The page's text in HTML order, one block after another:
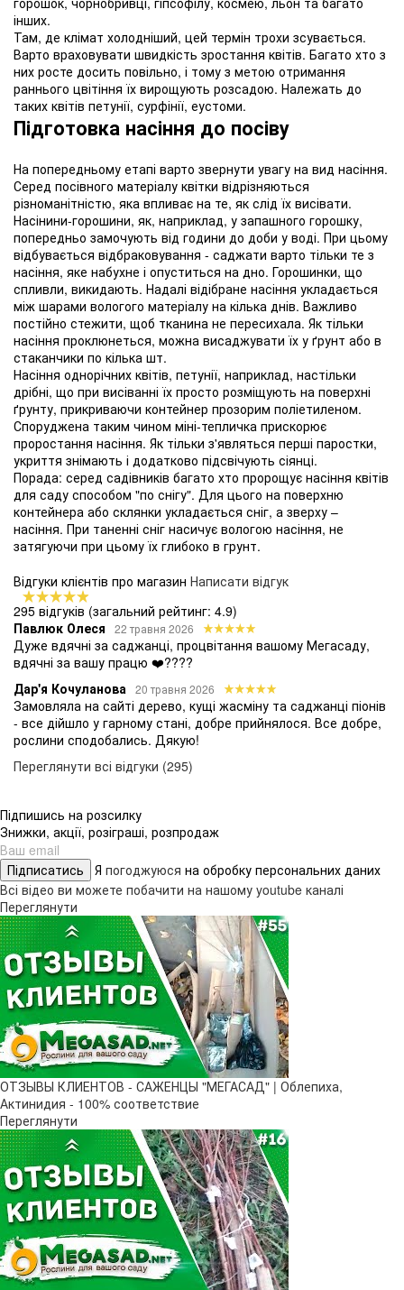
інших.
Там, де клімат холодніший, цей термін трохи зсувається.
Варто враховувати швидкість зростання квітів. Багато хто з
них росте досить повільно, і тому з метою отримання
раннього цвітіння їх вирощують розсадою. Належать до
таких квітів петунії, сурфінії, еустоми.
Підготовка насіння до посіву
На попередньому етапі варто звернути увагу на вид насіння.
Серед посівного матеріалу квітки відрізняються
різноманітністю, яка впливає на те, як слід їх висівати.
Насінини-горошини, як, наприклад, у запашного горошку,
попередньо замочують від години до доби у воді. При цьому
відбувається відбраковування - саджати варто тільки те з
насіння, яке набухне і опуститься на дно. Горошинки, що
спливли, викидають. Надалі відібране насіння укладається
між шарами вологого матеріалу на кілька днів. Важливо
постійно стежити, щоб тканина не пересихала. Як тільки
насіння проклюнеться, можна висаджувати їх у ґрунт або в
стаканчики по кілька шт.
Насіння однорічних квітів, петунії, наприклад, настільки
дрібні, що при висіванні їх просто розміщують на поверхні
ґрунту, прикриваючи контейнер прозорим поліетиленом.
Споруджена таким чином міні-тепличка прискорює
проростання насіння. Як тільки з'являться перші паростки,
укриття знімають і додатково підсвічують сіянці.
Порада: серед садівників багато хто пророщує насіння квітів
для саду способом "по снігу". Для цього на поверхню
контейнера або склянки укладається сніг, а зверху –
насіння. При таненні сніг насичує вологою насіння, не
затягуючи при цьому їх глибоко в грунт.
Відгуки клієнтів про магазин Написати відгук
295 відгуків (загальний рейтинг: 4.9)
Павлюк Олеся
22 травня 2026
Дуже вдячні за саджанці, процвітання вашому Мегасаду,
вдячні за вашу працю ❤️????
Дар'я Кочуланова 20 травня 2026
Замовляла на сайті дерево, кущі жасміну та саджанці піонів
- все дійшло у гарному стані, добре прийнялося. Все добре,
рослини сподобались. Дякую!
Переглянути всі відгуки (295)
Підпишись на розсилку
Знижки, акції, розіграші, розпродаж
Підписатись Я погоджуюся на обробку персональних даних
Всі відео ви можете побачити на нашому youtube каналі
Переглянути
ОТЗЫВЫ КЛИЕНТОВ - САЖЕНЦЫ "МЕГАСАД" | Облепиха,
Актинидия - 100% соответствие
Переглянути